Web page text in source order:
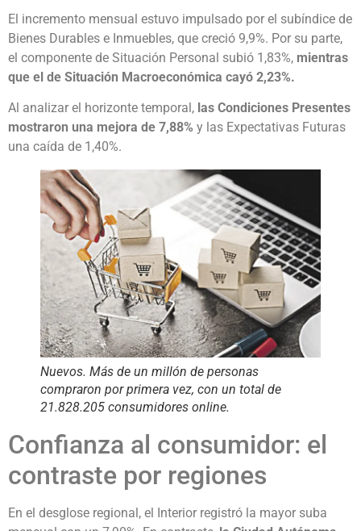
El incremento mensual estuvo impulsado por el subíndice de
Bienes Durables e Inmuebles, que creció 9,9%. Por su parte,
el componente de Situación Personal subió 1,83%, mientras
que el de Situación Macroeconómica cayó 2,23%.
Al analizar el horizonte temporal, las Condiciones Presentes
mostraron una mejora de 7,88% y las Expectativas Futuras
una caída de 1,40%.
Nuevos. Más de un millón de personas
compraron por primera vez, con un total de
21.828.205 consumidores online.
Confianza al consumidor: el
contraste por regiones
En el desglose regional, el Interior registró la mayor suba